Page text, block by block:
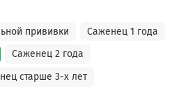
прививки
Саженец 1 года
Саженец 2 года
старше 3-х лет